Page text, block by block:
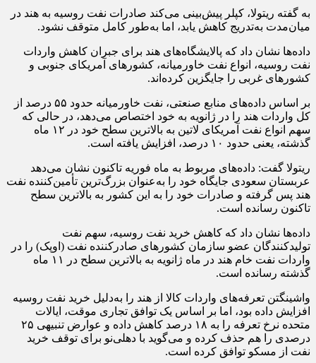
به گفته ریتولا، کپلر پیش‌بینی می‌کند صادرات نفت روسیه به هند در
میان‌مدت به‌تدریج کاهش یابد، اما به‌طور کامل متوقف نشود.
داده‌ها نشان داد که پالایشگاه‌های هند برای جبران کاهش واردات
نفت روسیه، انواع نفت خاورمیانه، کشورهای آمریکای جنوبی و
کشورهای غربی را جایگزین کرده‌اند.
بر اساس داده‌های منابع صنعتی، نفت خاورمیانه حدود ۵۵ درصد از
کل واردات هند را در ژانویه به خود اختصاص می‌دهد، در حالی که
سهم انواع نفت آمریکای لاتین به بالاترین سطح خود در ۱۲ ماه
گذشته، یعنی حدود ۱۰ درصد، افزایش یافته است.
ریتولا گفت: داده‌های مربوط به ماه فوریه تاکنون نشان می‌دهد
عربستان سعودی جایگاه خود را به‌عنوان بزرگ‌ترین تأمین‌کننده نفت
هند پس گرفته و صادرات خود را به این کشور به بالاترین سطح
تاکنون رسانده است.
داده‌ها نشان داد که کاهش خرید نفت روسیه، سهم نفت
تولیدکنندگان عضو سازمان کشورهای صادرکننده نفت (اوپک) را در
واردات نفت خام هند در ماه ژانویه به بالاترین سطح در ۱۱ ماه
گذشته رسانده است.
واشینگتن تعرفه‌های واردات کالا از هند را به‌دلیل خرید نفت روسیه
افزایش داده بود، اما بر اساس یک توافق تجاری موقت، ایالات
متحده نرخ تعرفه را به ۱۸ درصد کاهش داده و عوارض تنبیهی ۲۵
درصدی را هم حذف کرده و می‌گوید با دهلی‌نو برای توقف خرید
نفت از مسکو توافق کرده است.